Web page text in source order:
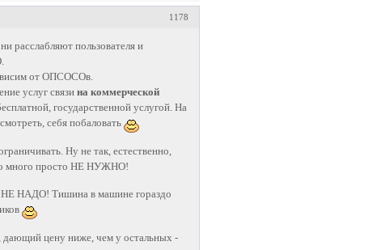
1178
расслабляют пользователя и
от ОПСОСОв.
услуг связи на коммерческой
государственной услугой. На
себя побаловать
Ну не так, естественно,
много просто НЕ НУЖНО!
НЕ НАДО! Тишина в машине гораздо
дающий цену ниже, чем у остальных -